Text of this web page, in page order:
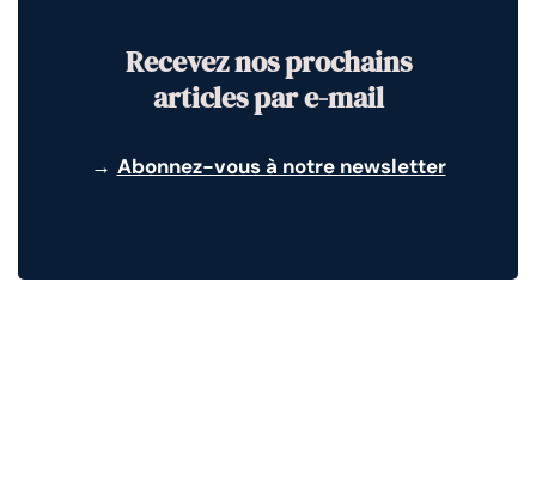
Recevez nos prochains
articles par e-mail
→ Abonnez-vous à notre newsletter